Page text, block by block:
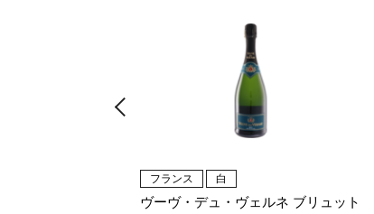
フランス 白
ヴーヴ・デュ・ヴェルネ ブリュット